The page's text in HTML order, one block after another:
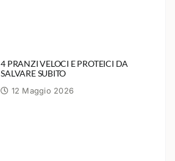
4 PRANZI VELOCI E PROTEICI DA
SALVARE SUBITO
12 Maggio 2026